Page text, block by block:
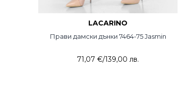
LACARINO
Прави дамски дънки 7464-75 Jasmin
71,07 €/139,00 лв.